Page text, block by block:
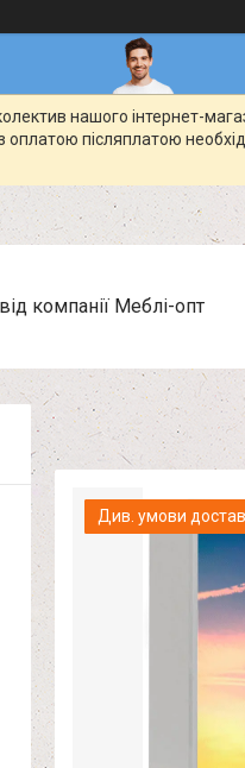
нашого інтернет-
оплатою післяплатою
компанії Меблі-опт
Див. умови